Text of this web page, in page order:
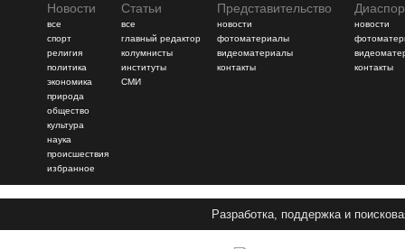
Новости
все
спорт
религия
политика
экономика
природа
общество
культура
наука
происшествия
избранное
Статьи
все
главный редактор
колумнисты
институты
СМИ
Представительство
новости
фотоматериалы
видеоматериалы
контакты
новости
контакты
Разработка, поддержка и